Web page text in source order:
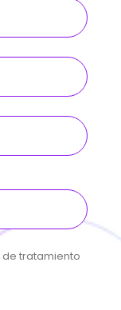
de tratamiento